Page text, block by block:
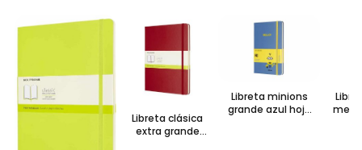
Libreta clásica
extra grande
Libreta minions
grande azul hoja